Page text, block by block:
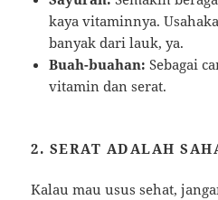
kaya vitaminnya.
banyak dari lauk, ya.
Buah-buahan: Sebagai
vitamin dan serat.
2. SERAT ADALAH
Kalau mau usus sehat,